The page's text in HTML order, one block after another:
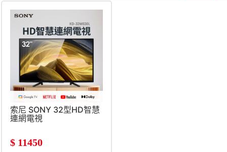
索尼 SONY 32型HD智慧
連網電視
$ 11450